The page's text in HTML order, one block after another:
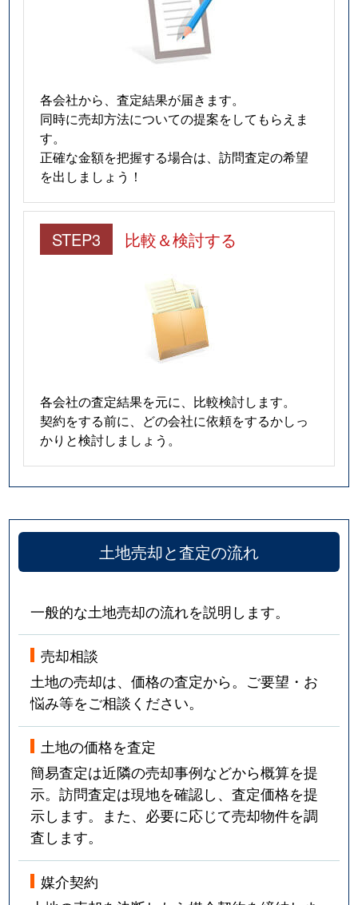
各会社から、査定結果が届きます。
同時に売却方法についての提案をしてもらえま
す。
正確な金額を把握する場合は、訪問査定の希望
を出しましょう！
STEP3 比較＆検討する
各会社の査定結果を元に、比較検討します。
契約をする前に、どの会社に依頼をするかしっ
かりと検討しましょう。
土地売却と査定の流れ
一般的な土地売却の流れを説明します。
売却相談
土地の売却は、価格の査定から。ご要望・お
悩み等をご相談ください。
土地の価格を査定
簡易査定は近隣の売却事例などから概算を提
示。訪問査定は現地を確認し、査定価格を提
示します。また、必要に応じて売却物件を調
査します。
媒介契約